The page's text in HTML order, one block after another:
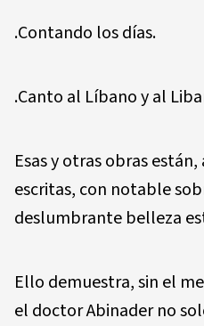
.Contando los días.
.Canto al Líbano y al
Esas y otras obras
escritas, con notable
deslumbrante belleza
Ello demuestra, sin el
el doctor Abinader no